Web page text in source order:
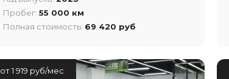
Пробег: 55 000 км
Полная стоимость: 69 420 руб
от 1 919 руб/мес